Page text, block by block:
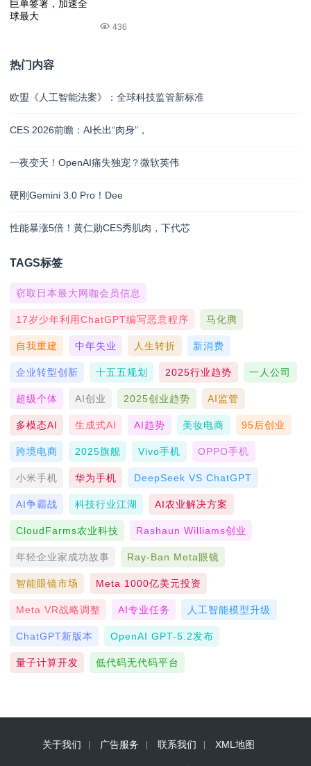
436
热门内容
欧盟《人工智能法案》：全球科技监管新标准
CES 2026前瞻：AI长出“肉身”，
一夜变天！OpenAI痛失独宠？微软英伟
硬刚Gemini 3.0 Pro！Dee
性能暴涨5倍！黄仁勋CES秀肌肉，下代芯
TAGS标签
窃取日本最大网咖会员信息
17岁少年利用ChatGPT编写恶意程序 马化腾
自我重建 中年失业 人生转折 新消费
企业转型创新 十五五规划 2025行业趋势 一人公司
超级个体 AI创业 2025创业趋势 AI监管
多模态AI 生成式AI AI趋势 美妆电商 95后创业
跨境电商 2025旗舰 Vivo手机 OPPO手机
小米手机 华为手机 DeepSeek VS ChatGPT
AI争霸战 科技行业江湖 AI农业解决方案
CloudFarms农业科技 Rashaun Williams创业
年轻企业家成功故事 Ray-Ban Meta眼镜
智能眼镜市场 Meta 1000亿美元投资
Meta VR战略调整 AI专业任务 人工智能模型升级
ChatGPT新版本 OpenAI GPT-5.2发布
量子计算开发 低代码无代码平台
关于我们 广告服务 联系我们 XML地图